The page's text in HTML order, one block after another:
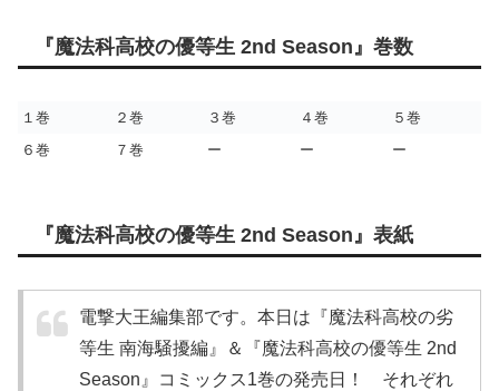
『魔法科高校の優等生 2nd Season』巻数
１巻 ２巻 ３巻 ４巻
５巻
６巻
７巻 ー ー ー
『魔法科高校の優等生 2nd Season』表紙
電撃大王編集部です。本日は『魔法科高校の劣
等生 南海騒擾編』＆『魔法科高校の優等生 2nd
Season』コミックス1巻の発売日！ それぞれ